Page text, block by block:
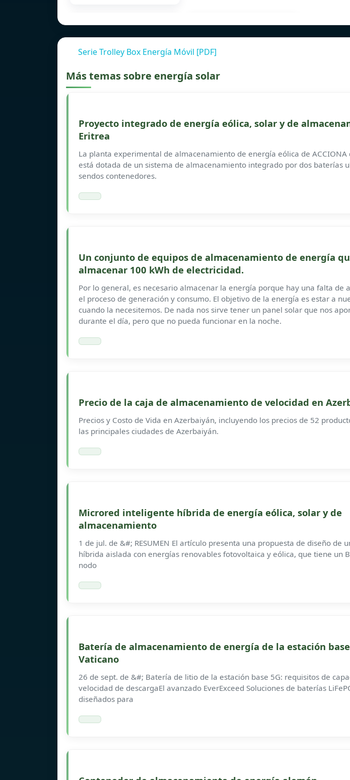
Serie Trolley Box Energía Móvil [PDF]
Más temas sobre energía solar
Proyecto integrado de energía eólica, solar y de
Eritrea
La planta experimental de almacenamiento de energía eólica de ACCIONA
está dotada de un sistema de almacenamiento integrado por dos baterías
sendos contenedores.
Un conjunto de equipos de almacenamiento de energía
almacenar 100 kWh de electricidad.
Por lo general, es necesario almacenar la energía porque hay una falta de
el proceso de generación y consumo. El objetivo de la energía es estar a
cuando la necesitemos. De nada nos sirve tener un panel solar que nos
durante el día, pero que no pueda funcionar en la noche.
Precio de la caja de almacenamiento de velocidad en
Precios y Costo de Vida en Azerbaiyán, incluyendo los precios de 52
las principales ciudades de Azerbaiyán.
Microred inteligente híbrida de energía eólica, solar y de
almacenamiento
1 de jul. de &#; RESUMEN El artículo presenta una propuesta de diseño de
híbrida aislada con energías renovables fotovoltaica y eólica, que tiene un
nodo
Batería de almacenamiento de energía de la estación
Vaticano
26 de sept. de &#; Batería de litio de la estación base 5G: requisitos de
velocidad de descargaEl avanzado EverExceed Soluciones de baterías
diseñados para